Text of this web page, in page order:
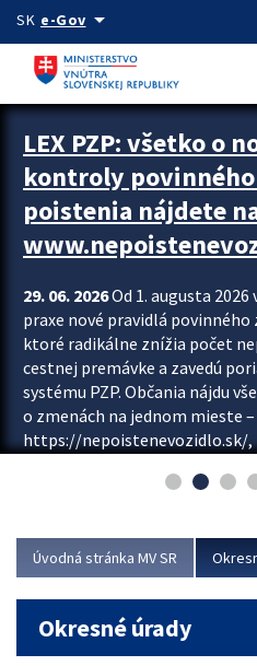
Preskocit na hlavný obsah
SK e-Govarrow_drop_down
Zastavit automatický posun upútavok
LEX PZP: všetko o
kontroly
poistenia nájdete
29. 06. 2026Od 1. augusta
praxe nové pravidlá
ktoré radikálne znížia počet
cestnej premávke a zavedú
systému PZP. Občania nájdu
o zmenách na jednom mieste
https://nepoistenevozidlo.sk/,
asociácie poisťovní (SLASPO)
Viac
Úvodná stránka MV SR
Okresné úrady